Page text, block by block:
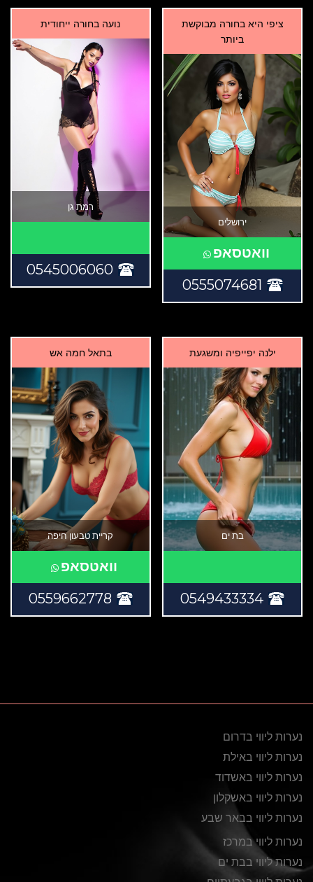
ציפי היא בחורה מבוקשת
ביותר
ירושלים
וואטסאפ
0555074681
נועה בחורה ייחודית
רמת גן
0545006060
ילנה יפייפיה ומשגעת
בת ים
0549433334
בתאל חמה אש
קריית טבעון חיפה
וואטסאפ
0559662778
נערות ליווי בדרום
נערות ליווי באילת
נערות ליווי באשדוד
נערות ליווי באשקלון
נערות ליווי בבאר שבע
נערות ליווי במרכז
נערות ליווי בבת ים